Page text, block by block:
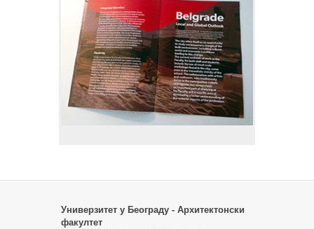
Универзитет у Београду - Архитектонски
факултет